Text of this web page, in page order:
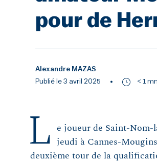
pour de
Alexandre MAZAS
Publié le 3 avril 2025
< 1 mn
L
e joueur de Saint-Nom-
jeudi à Cannes-
deuxième tour de la